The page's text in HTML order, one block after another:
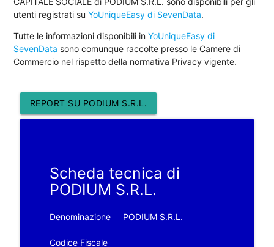
utenti registrati suYoUniqueEasy di SevenData.
Tutte le informazioni disponibili inYoUniqueEasy di
SevenData sono comunque raccolte presso le Camere di
Commercio nel rispetto della normativa Privacy vigente.
REPORT SU PODIUM S.R.L.
Scheda tecnica di
PODIUM S.R.L.
Denominazione PODIUM S.R.L.
Codice Fiscale